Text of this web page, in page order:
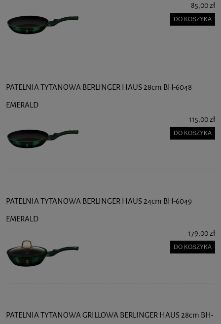
85,00 zł
DO KOSZYKA
PATELNIA TYTANOWA BERLINGER HAUS 28cm BH-6048
EMERALD
115,00 zł
DO KOSZYKA
PATELNIA TYTANOWA BERLINGER HAUS 24cm BH-6049
EMERALD
179,00 zł
DO KOSZYKA
PATELNIA TYTANOWA GRILLOWA BERLINGER HAUS 28cm BH-